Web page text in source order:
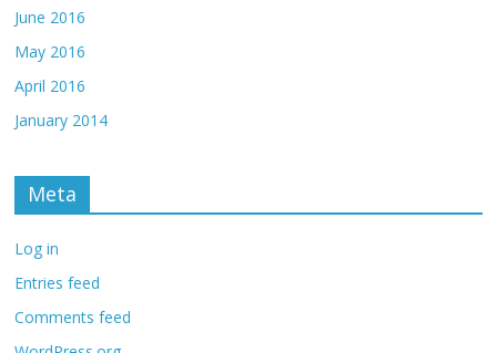
June 2016
May 2016
April 2016
January 2014
Meta
Log in
Entries feed
Comments feed